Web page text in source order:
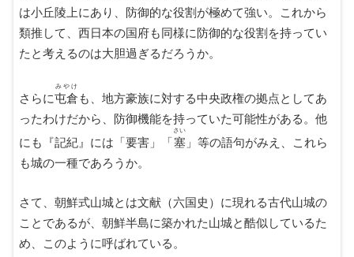
は小丘陵上にあり、防御的な役割が極めて強い。これから
類推して、西日本の国府も同様に防御的な役割を持ってい
たと考えるのは大胆過ぎるだろうか。
さらに屯倉
みやけ
も、地方豪族に対する中央政権の拠点としてあ
ったわけだから、防御機能を持っていた可能性がある。他
にも『記紀』には「要害」「塞
さい
」等の語句がみえ、これら
も城の一種であろうか。
さて、朝鮮式山城とは文献（六国史）に現れる古代山城の
ことであるが、朝鮮半島に築かれた山城と酷似しているた
め、このように呼ばれている。